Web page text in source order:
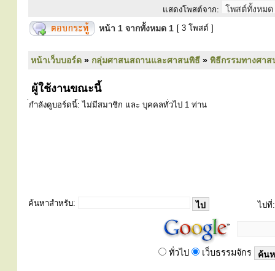
แสดงโพสต์จาก:
หน้า 1 จากทั้งหมด 1 [ 3 โพสต์ ]
หน้าเว็บบอร์ด » กลุ่มศาสนสถานและศาสนพิธี » พิธีกรรมทางศา
ผู้ใช้งานขณะนี้
่กำลังดูบอร์ดนี้: ไม่มีสมาชิก และ บุคคลทั่วไป 1 ท่าน
ค้นหาสำหรับ: ไปที่:
ทั่วไป เว็บธรรมจักร